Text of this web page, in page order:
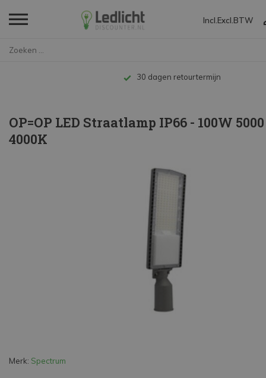
Incl. Excl. BTW
Tot 10 jaar garantie
OP=OP LED Straatlamp IP66 - 100W
4000K
Merk: Spectrum